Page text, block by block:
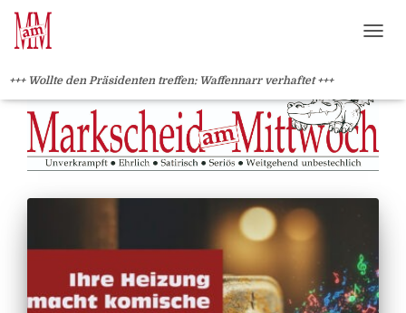
+++ Wollte den Präsidenten treffen: Waffennarr verhaftet +++